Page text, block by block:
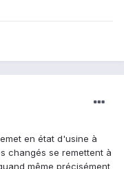
en état d'usine à
changés se remettent à
même précisément